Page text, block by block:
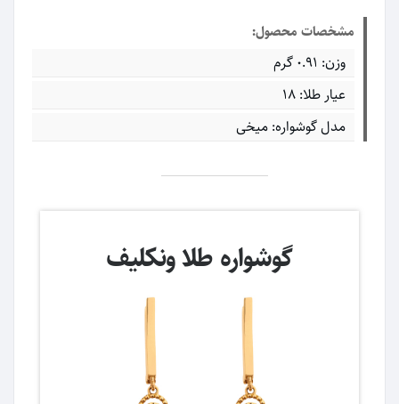
گوشواره طلا ونکلیف
مشخصات محصول:
وزن: ۰.۹۱ گرم
عیار طلا: ۱۸
مدل گوشواره: میخی